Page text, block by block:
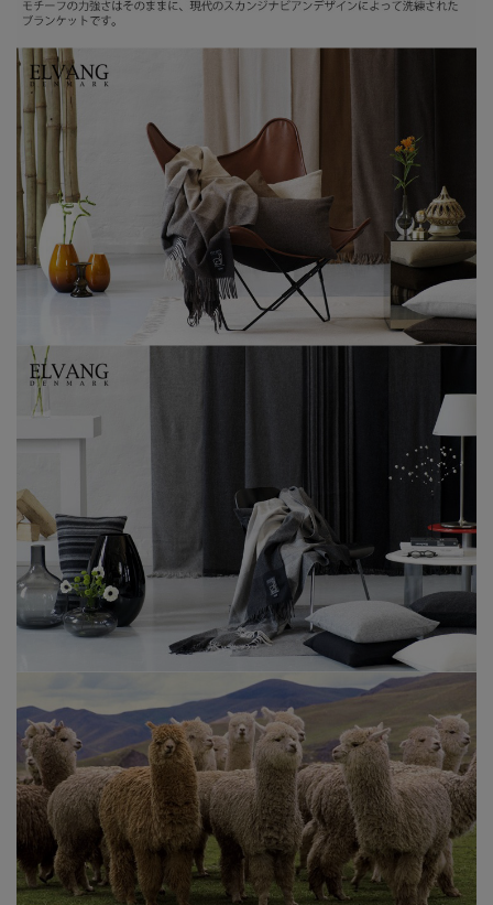
にたどり着きました。 肩から足まですっぽり覆える大判
サイズながら、590g という驚きの軽さで、やわらかく
身体に沿うので空間ができにくく暖か。 目の詰まったな
めらかな生地で、チクチク感もありません。ケバが少な
く全体的にスッキリした印象です。【40代 女性】
とろける様ななめらかな肌触り！！薄くて軽いのに暖か
さは抜群です。ウールの様なチクチク感も無くて正に極
上！！大判なのでスローにも良し、ソファーでひざ掛け
にも良し、ちょっと庭に出るのに肩掛けにも良し！とて
も素敵な色使いでインテリアにも上品にとけこみます。
今回はグレーを購入しましたが次はブラウンを狙ってい
ます。赤も良いな～！【50代 女性】
大判ショールは小さい頃から私の憧れでした、父が貰う
月間紙面に良く広告で載っていて母にねだったものでし
た。肌が弱いのと長く使いたいと想いから値段やウール
やカシミヤ等の違い、管理面で負えるかとても長い間憧
もあり、かつチェック柄は外せなかったので色合いの美
しさにまたブラウンの何とも言えないほっとするグラデ
ーションに近い自然な色合いのチェックにもうこれだ…
と勇気を出しました(笑) 受け取って重さや肌触りにほっ
としました。お値段も良心的だと思います。後は自分が
どう管理するかだと思います。大事に一緒にいれたら嬉
しいと思う商品を